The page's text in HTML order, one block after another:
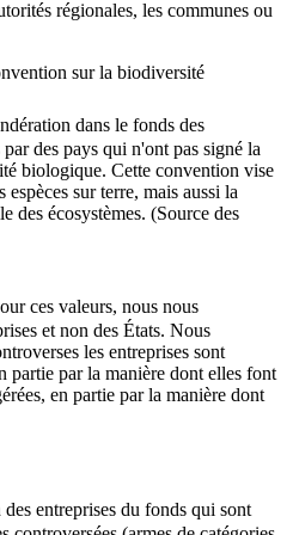
régionales, les communes ou
sur la biodiversité
dans le fonds des
des pays qui n'ont pas signé la
biologique. Cette convention vise
sur terre, mais aussi la
des écosystèmes. (Source des
ces valeurs, nous nous
et non des États. Nous
les entreprises sont
partie par la manière dont elles font
en partie par la manière dont
entreprises du fonds qui sont